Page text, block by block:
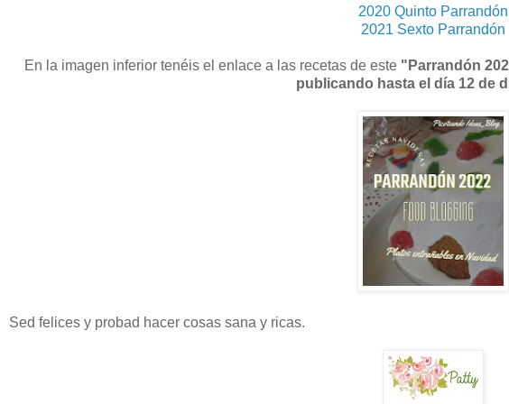
2020 Quinto Parrandón
2021 Sexto Parrandón
En la imagen inferior tenéis el enlace a las recetas de este "Parrandón
publicando hasta el día 12 de
Sed felices y probad hacer cosas sana y ricas.